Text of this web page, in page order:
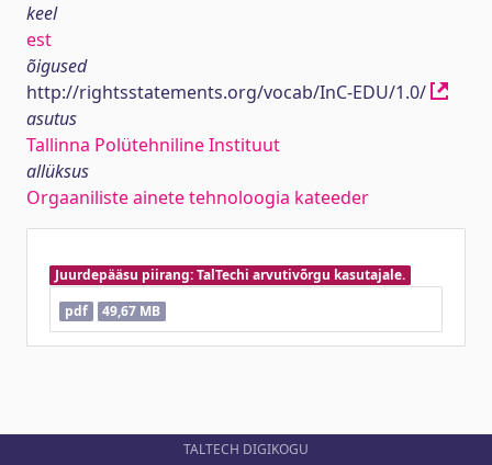
keel
est
õigused
http://rightsstatements.org/vocab/InC-EDU/1.0/
asutus
Tallinna Polütehniline Instituut
allüksus
Orgaaniliste ainete tehnoloogia kateeder
Juurdepääsu piirang: TalTechi arvutivõrgu kasutajale.
pdf
49,67 MB
TALTECH DIGIKOGU